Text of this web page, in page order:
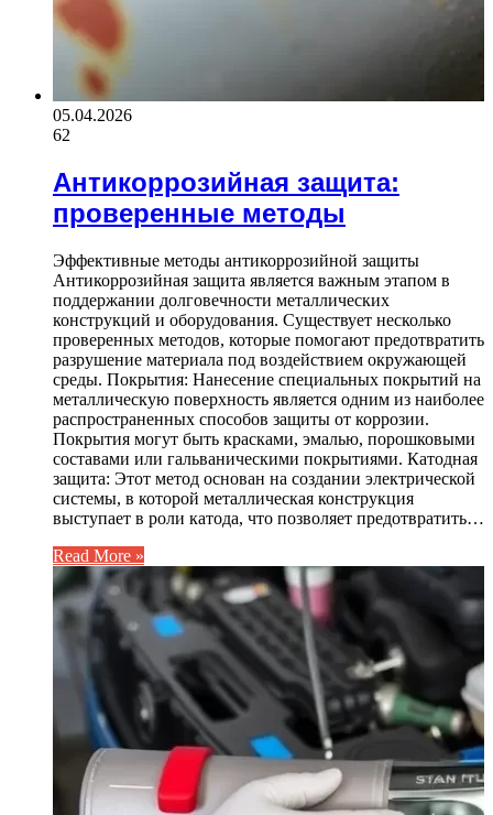
05.04.2026
62
Антикоррозийная защита:
проверенные методы
Эффективные методы антикоррозийной защиты
Антикоррозийная защита является важным этапом в
поддержании долговечности металлических
конструкций и оборудования. Существует несколько
проверенных методов, которые помогают предотвратить
разрушение материала под воздействием окружающей
среды. Покрытия: Нанесение специальных покрытий на
металлическую поверхность является одним из наиболее
распространенных способов защиты от коррозии.
Покрытия могут быть красками, эмалью, порошковыми
составами или гальваническими покрытиями. Катодная
защита: Этот метод основан на создании электрической
системы, в которой металлическая конструкция
выступает в роли катода, что позволяет предотвратить…
Read More »